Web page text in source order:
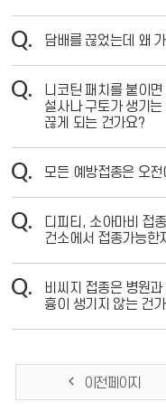
담배를 끊었는데 왜
니코틴 패치를 붙이
설사나 구토가 생기
끊게 되는 건가요?
모든 예방접종은 오
디피티, 소아마비 접
건소에서 접종가능한
비씨지 접종은 병원
흉이 생기지 않는 건
이전 페이지